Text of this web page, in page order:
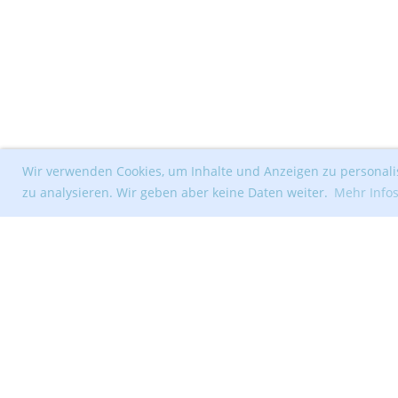
Wir verwenden Cookies, um Inhalte und Anzeigen zu
zu analysieren. Wir geben aber keine Daten weiter. Mehr Infos